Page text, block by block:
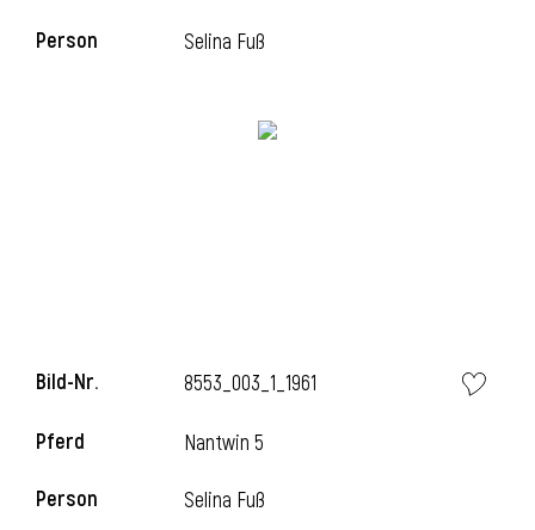
Person Selina Fuß
Bild-Nr. 8553_003_1_1961
Pferd Nantwin 5
Person Selina Fuß